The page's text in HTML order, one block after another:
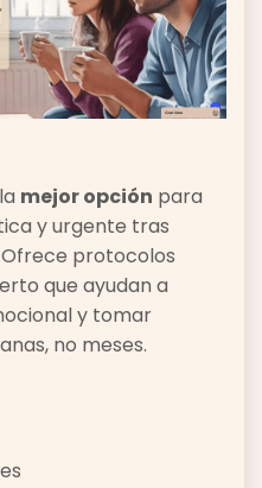
mejor opción para
y urgente tras
protocolos
que ayudan a
y tomar
no meses.